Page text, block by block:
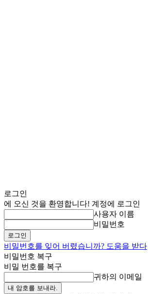
로그인
에 오신 것을 환영합니다! 계정에 로그인
사용자 이름
비밀번호
비밀번호를 잊어 버렸습니까? 도움을 받다
비밀번호 복구
비밀 번호를 복구
귀하의 이메일